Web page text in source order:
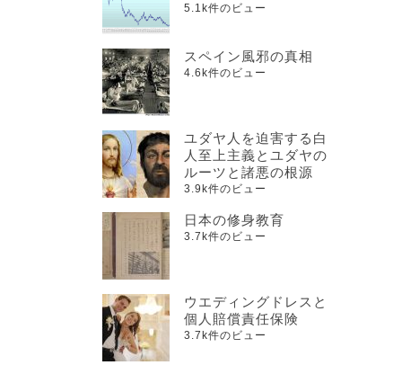
5.1k件のビュー
スペイン風邪の真相
4.6k件のビュー
ユダヤ人を迫害する白
人至上主義とユダヤの
ルーツと諸悪の根源
3.9k件のビュー
日本の修身教育
3.7k件のビュー
ウエディングドレスと
個人賠償責任保険
3.7k件のビュー